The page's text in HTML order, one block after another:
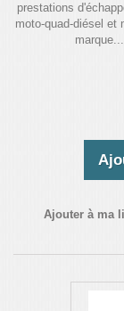
prestations
moto-quad-diésel et
Ajouter à ma